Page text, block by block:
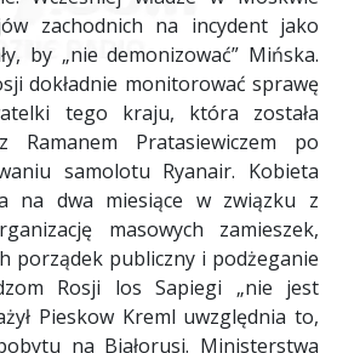
zachodnich na incydent jako
by „nie demonizować” Mińska.
dokładnie monitorować sprawę
tego kraju, która została
Ramanem Pratasiewiczem po
samolotu Ryanair. Kobieta
na dwa miesiące w związku z
masowych zamieszek,
porządek publiczny i podżeganie
Rosji los Sapiegi „nie jest
Pieskow Kreml uwzględnia to,
na Białorusi. Ministerstwa